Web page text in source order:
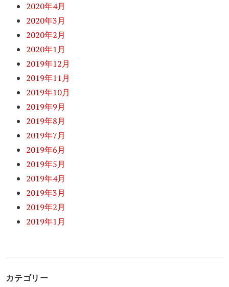
2020年4月
2020年3月
2020年2月
2020年1月
2019年12月
2019年11月
2019年10月
2019年9月
2019年8月
2019年7月
2019年6月
2019年5月
2019年4月
2019年3月
2019年2月
2019年1月
カテゴリー